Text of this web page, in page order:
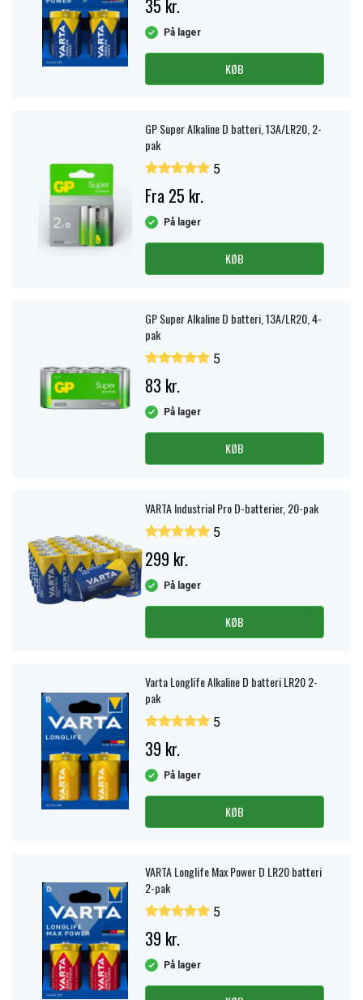
35 kr.
På lager
KØB
GP Super Alkaline D batteri, 13A/LR20, 2-
pak
5
Fra 25 kr.
På lager
KØB
GP Super Alkaline D batteri, 13A/LR20, 4-
pak
5
83 kr.
På lager
KØB
VARTA Industrial Pro D-batterier, 20-pak
5
299 kr.
På lager
KØB
Varta Longlife Alkaline D batteri LR20 2-
pak
5
39 kr.
På lager
KØB
VARTA Longlife Max Power D LR20 batteri
2-pak
5
39 kr.
På lager